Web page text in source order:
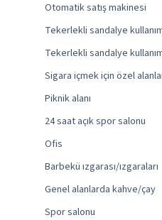
Otomatik satış makinesi
Tekerlekli sandalye
Tekerlekli sandalye
Sigara içmek için özel
Piknik alanı
24 saat açık spor salonu
Ofis
Barbekü ızgarası/ızgaraları
Genel alanlarda kahve/çay
Spor salonu